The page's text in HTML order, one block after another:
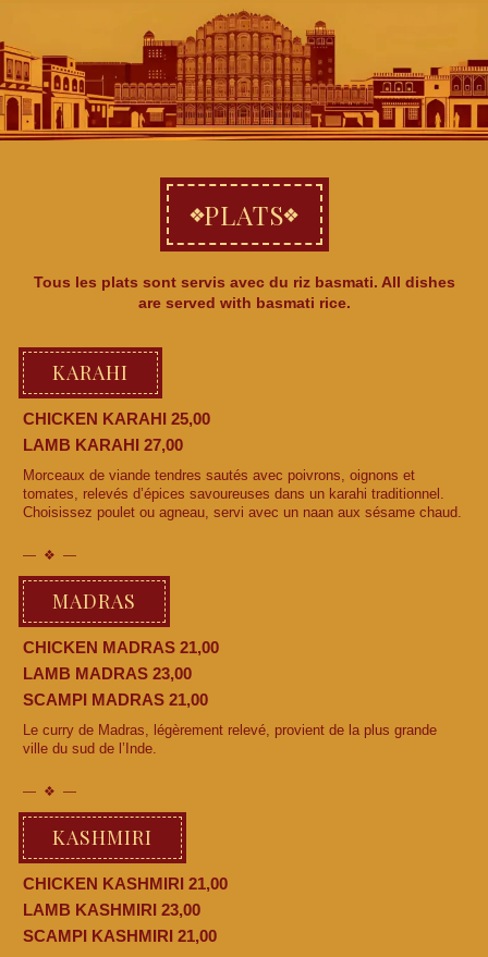
PLATS
Tous les plats sont servis avec du riz basmati. All dishes
are served with basmati rice.
KARAHI
CHICKEN KARAHI 25,00
LAMB KARAHI 27,00
Morceaux de viande tendres sautés avec poivrons, oignons et
tomates, relevés d’épices savoureuses dans un karahi traditionnel.
Choisissez poulet ou agneau, servi avec un naan aux sésame chaud.
MADRAS
CHICKEN MADRAS 21,00
LAMB MADRAS 23,00
SCAMPI MADRAS 21,00
Le curry de Madras, légèrement relevé, provient de la plus grande
ville du sud de l’Inde.
KASHMIRI
CHICKEN KASHMIRI 21,00
LAMB KASHMIRI 23,00
SCAMPI KASHMIRI 21,00